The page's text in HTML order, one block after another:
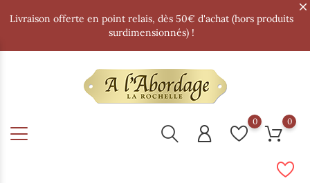
Livraison offerte en point relais, dès 50€ d'achat (hors produits
surdimensionnés) !
0 0